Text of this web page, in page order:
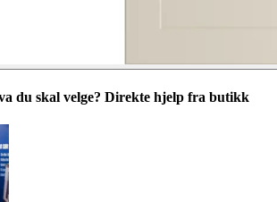
du skal velge? Direkte hjelp fra butikk